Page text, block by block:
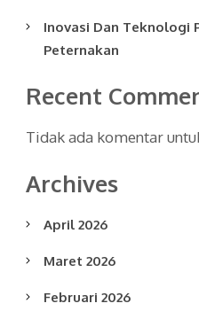
Inovasi Dan Teknologi
Peternakan
Recent
Tidak ada komentar
Archives
April 2026
Maret 2026
Februari 2026